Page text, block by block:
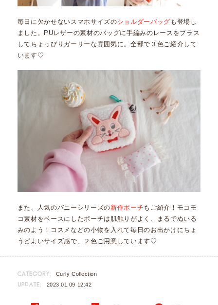
毎日に欠かせないスマホサイズのショルダーバッグ も登場し
ました。PUレザーの素材のバッグに手編みのレースをプラス
してちょっぴりガーリーな雰囲気に。全部で３色ご紹介して
います♡
また、人気のバニーシリーズの新作ポーチ もご紹介！モコモ
コ素材をベースにしたポーチは肌触りがよく、まるでぬいる
みのよう！コスメなどの小物を入れて毎日のお出かけにちょ
うどよいサイズ感で、２色ご用意しています♡
CATEGORY: Curly Collection
UPDATE: 2023.01.09 12:42